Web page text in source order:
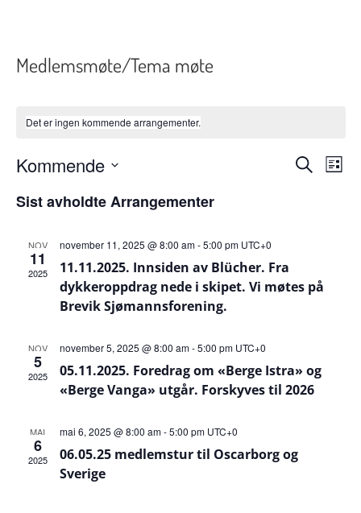
Medlemsmøte/Tema møte
Det er ingen kommende arrangementer.
Søk Liste
Kommende
dato.
Sist avholdte Arrangementer
NOV
11
2025
november 11, 2025 @ 8:00 am-5:00 pm UTC+0
11.11.2025. Innsiden av Blücher. Fra
dykkeroppdrag nede i skipet. Vi møtes på
Brevik Sjømannsforening.
NOV
5
2025
november 5, 2025 @ 8:00 am-5:00 pm UTC+0
05.11.2025. Foredrag om «Berge Istra» og
«Berge Vanga» utgår. Forskyves til 2026
MAI
6
2025
mai 6, 2025 @ 8:00 am-5:00 pm UTC+0
06.05.25 medlemstur til Oscarborg og
Sverige